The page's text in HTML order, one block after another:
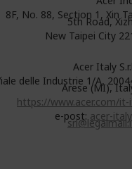
8F, No. 88, Section 1, Xin
5th Road,
New Taipei City
Acer Italy
delle Industrie 1/A,
Arese (MI),
https://www.acer.com/
e-post:acer-